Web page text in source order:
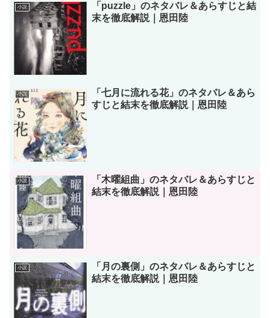
小説
「puzzle」のネタバレ＆あらすじと結
末を徹底解説｜恩田陸
小説
「七月に流れる花」のネタバレ＆あら
すじと結末を徹底解説｜恩田陸
小説
「木曜組曲」のネタバレ＆あらすじと
結末を徹底解説｜恩田陸
小説
「月の裏側」のネタバレ＆あらすじと
結末を徹底解説｜恩田陸